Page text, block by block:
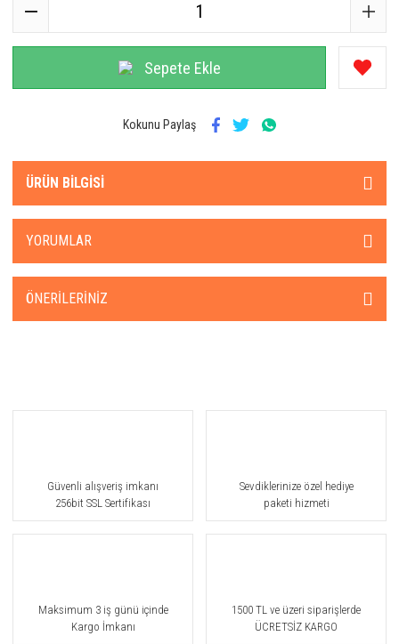
Sepete Ekle
Kokunu Paylaş
ÜRÜN BILGISI
YORUMLAR
ÖNERILERINIZ
Güvenli alışveriş imkanı
256bit SSL Sertifikası
Sevdiklerinize özel hediye
paketi hizmeti
Maksimum 3 iş günü içinde
Kargo İmkanı
1500 TL ve üzeri siparişlerde
ÜCRETSİZ KARGO